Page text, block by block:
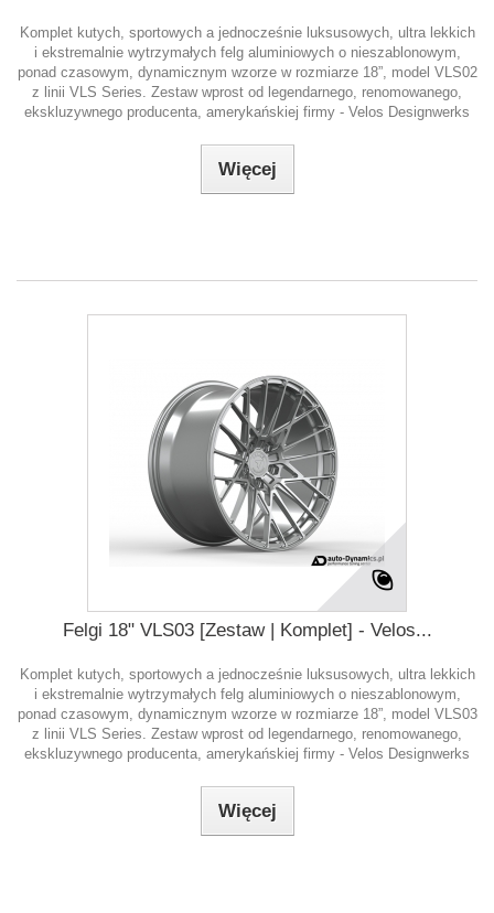
Komplet kutych, sportowych a jednocześnie luksusowych, ultra lekkich
i ekstremalnie wytrzymałych felg aluminiowych o nieszablonowym,
ponad czasowym, dynamicznym wzorze w rozmiarze 18”, model VLS02
z linii VLS Series. Zestaw wprost od legendarnego, renomowanego,
ekskluzywnego producenta, amerykańskiej firmy - Velos Designwerks
Więcej
Felgi 18" VLS03 [Zestaw | Komplet] - Velos...
Komplet kutych, sportowych a jednocześnie luksusowych, ultra lekkich
i ekstremalnie wytrzymałych felg aluminiowych o nieszablonowym,
ponad czasowym, dynamicznym wzorze w rozmiarze 18”, model VLS03
z linii VLS Series. Zestaw wprost od legendarnego, renomowanego,
ekskluzywnego producenta, amerykańskiej firmy - Velos Designwerks
Więcej